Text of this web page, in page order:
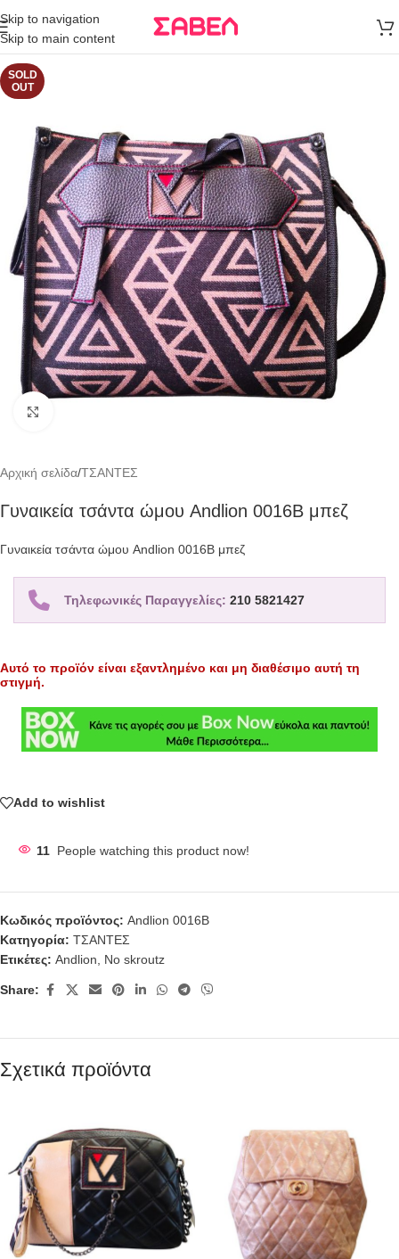
Skip to navigation
Skip to main content
άνω των 80€
Παραγγελία
SOLD
OUT
Αρχική σελίδα/ΤΣΑΝΤΕΣ
Γυναικεία τσάντα ώμου Andlion 0016B μπεζ
Γυναικεία τσάντα ώμου Andlion 0016B μπεζ
Τηλεφωνικές Παραγγελίες: 210 5821427
Αυτό το προϊόν είναι εξαντλημένο και μη διαθέσιμο αυτή τη
στιγμή.
Add to wishlist
11 People watching this product now!
Κωδικός προϊόντος: Andlion 0016B
Κατηγορία: ΤΣΑΝΤΕΣ
Ετικέτες: Andlion No skroutz
Share:
Σχετικά προϊόντα